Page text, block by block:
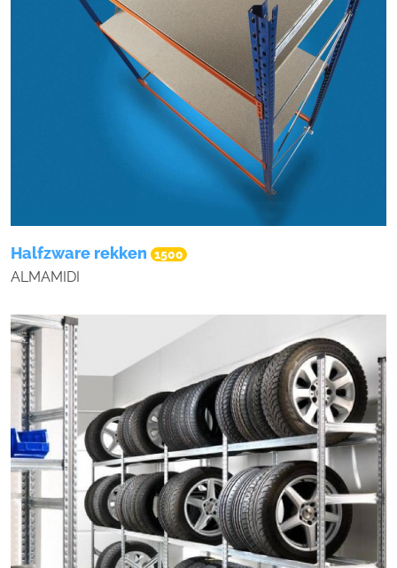
Halfzware rekken 1500
ALMAMIDI